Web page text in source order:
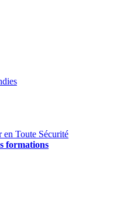
Toute Sécurité
formations